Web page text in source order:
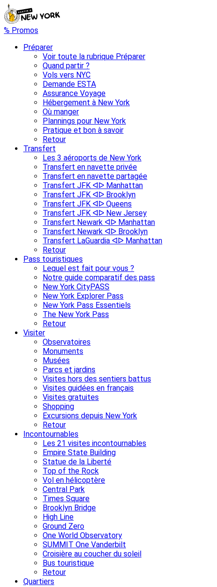
% Promos
Préparer
Voir toute la rubrique Préparer
Quand partir ?
Vols vers NYC
Demande ESTA
Assurance Voyage
Hébergement à New York
Où manger
Plannings pour New York
Pratique et bon à savoir
Retour
Transfert
Les 3 aéroports de New York
Transfert en navette privée
Transfert en navette partagée
Transfert JFK ᐊᐅ Manhattan
Transfert JFK ᐊᐅ Brooklyn
Transfert JFK ᐊᐅ Queens
Transfert JFK ᐊᐅ New Jersey
Transfert Newark ᐊᐅ Manhattan
Transfert Newark ᐊᐅ Brooklyn
Transfert LaGuardia ᐊᐅ Manhattan
Retour
Pass touristiques
Lequel est fait pour vous ?
Notre guide comparatif des pass
New York CityPASS
New York Explorer Pass
New York Pass Essentiels
The New York Pass
Retour
Visiter
Observatoires
Monuments
Musées
Parcs et jardins
Visites hors des sentiers battus
Visites guidées en français
Visites gratuites
Shopping
Excursions depuis New York
Retour
Incontournables
Les 21 visites incontournables
Empire State Building
Statue de la Liberté
Top of the Rock
Vol en hélicoptère
Central Park
Times Square
Brooklyn Bridge
High Line
Ground Zero
One World Observatory
SUMMIT One Vanderbilt
Croisière au coucher du soleil
Bus touristique
Retour
Quartiers